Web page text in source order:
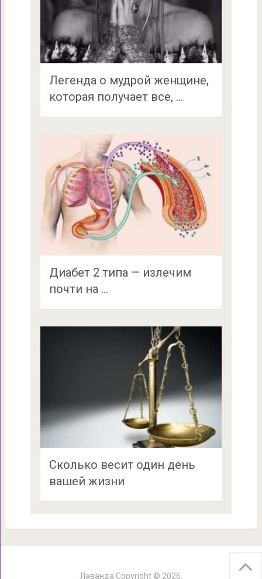
Легенда о мудрой женщине,
которая получает все, …
Диабет 2 типа — излечим
почти на …
Сколько весит один день
вашей жизни
Лаванда Copyright © 2026.